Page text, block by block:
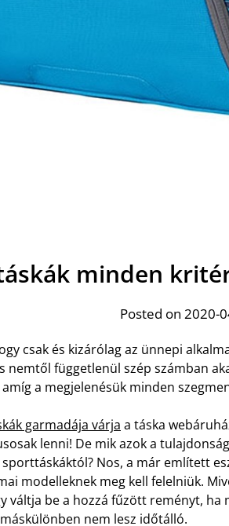
minden
Posted on 2020-
csak és kizárólag az ünnepi
nemtől függetlenül szép számban
a megjelenésük minden
garmadája várja a táska
lenni! De mik azok a
Nos, a már említett
modelleknek meg kell felelniük.
váltja be a hozzá fűzött reményt,
nem lesz időtálló.